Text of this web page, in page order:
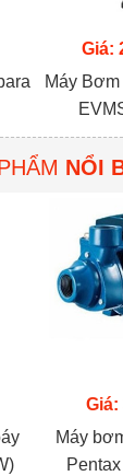
Giá:
Máy
NỔI
Giá:
Máy